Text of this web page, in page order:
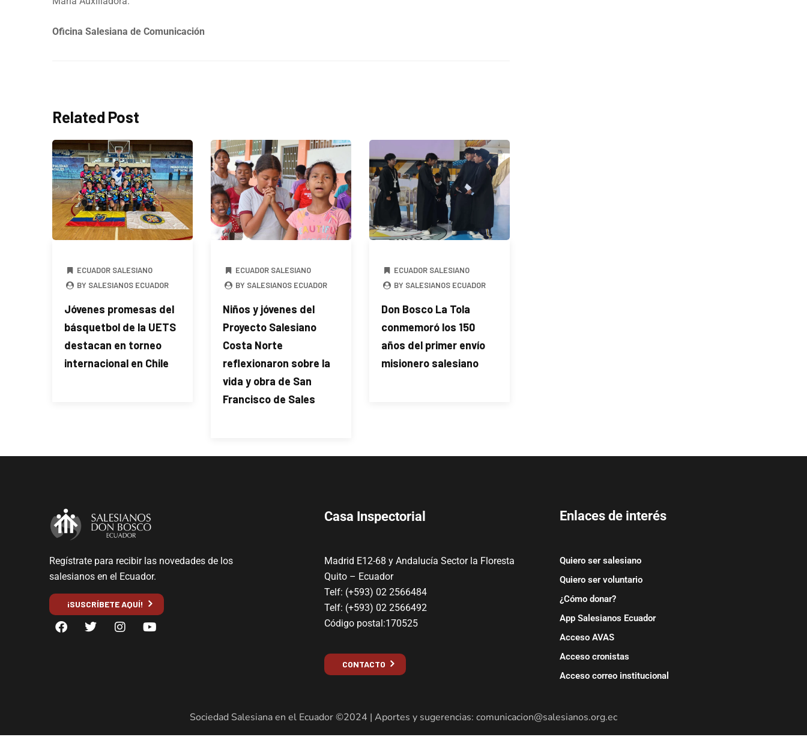
Oficina Salesiana de Comunicación
Related Post
ECUADOR SALESIANO
BY SALESIANOS ECUADOR
Jóvenes promesas del
básquetbol de la UETS
destacan en torneo
internacional en Chile
ECUADOR SALESIANO
BY SALESIANOS ECUADOR
Niños y jóvenes del
Proyecto Salesiano
Costa Norte
reflexionaron sobre la
vida y obra de San
Francisco de Sales
ECUADOR SALESIANO
BY SALESIANOS ECUADOR
Don Bosco La Tola
conmemoró los 150
años del primer envío
misionero salesiano
Regístrate para recibir las novedades de los
salesianos en el Ecuador.
¡SUSCRÍBETE AQUÍ!
Casa Inspectorial
Madrid E12-68 y Andalucía Sector la Floresta
Quito – Ecuador
Telf: (+593) 02 2566484
Telf: (+593) 02 2566492
Código postal:170525
CONTACTO
Enlaces de interés
Quiero ser salesiano
Quiero ser voluntario
¿Cómo donar?
App Salesianos Ecuador
Acceso AVAS
Acceso cronistas
Acceso correo institucional
Sociedad Salesiana en el Ecuador ©2024 | Aportes y sugerencias: comunicacion@salesianos.org.ec